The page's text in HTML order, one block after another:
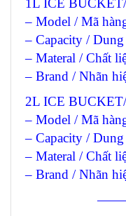
1L ICE
– Model / Mã
– Capacity /
– Materal / Chất
– Brand / Nhãn
2L ICE
– Model / Mã
– Capacity /
– Materal / Chất
– Brand / Nhãn